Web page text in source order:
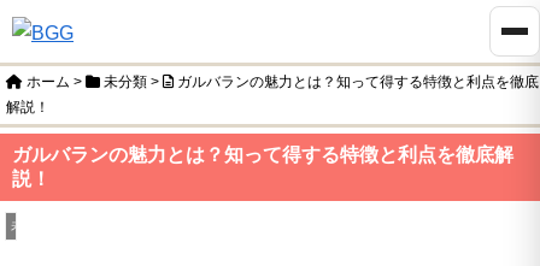
ホーム > 未分類 >
ガルバランの魅力とは？知って得する特徴と利点を徹底
解説！
ガルバランの魅力とは？知って得する特徴と利点を徹底解
説！
未分類